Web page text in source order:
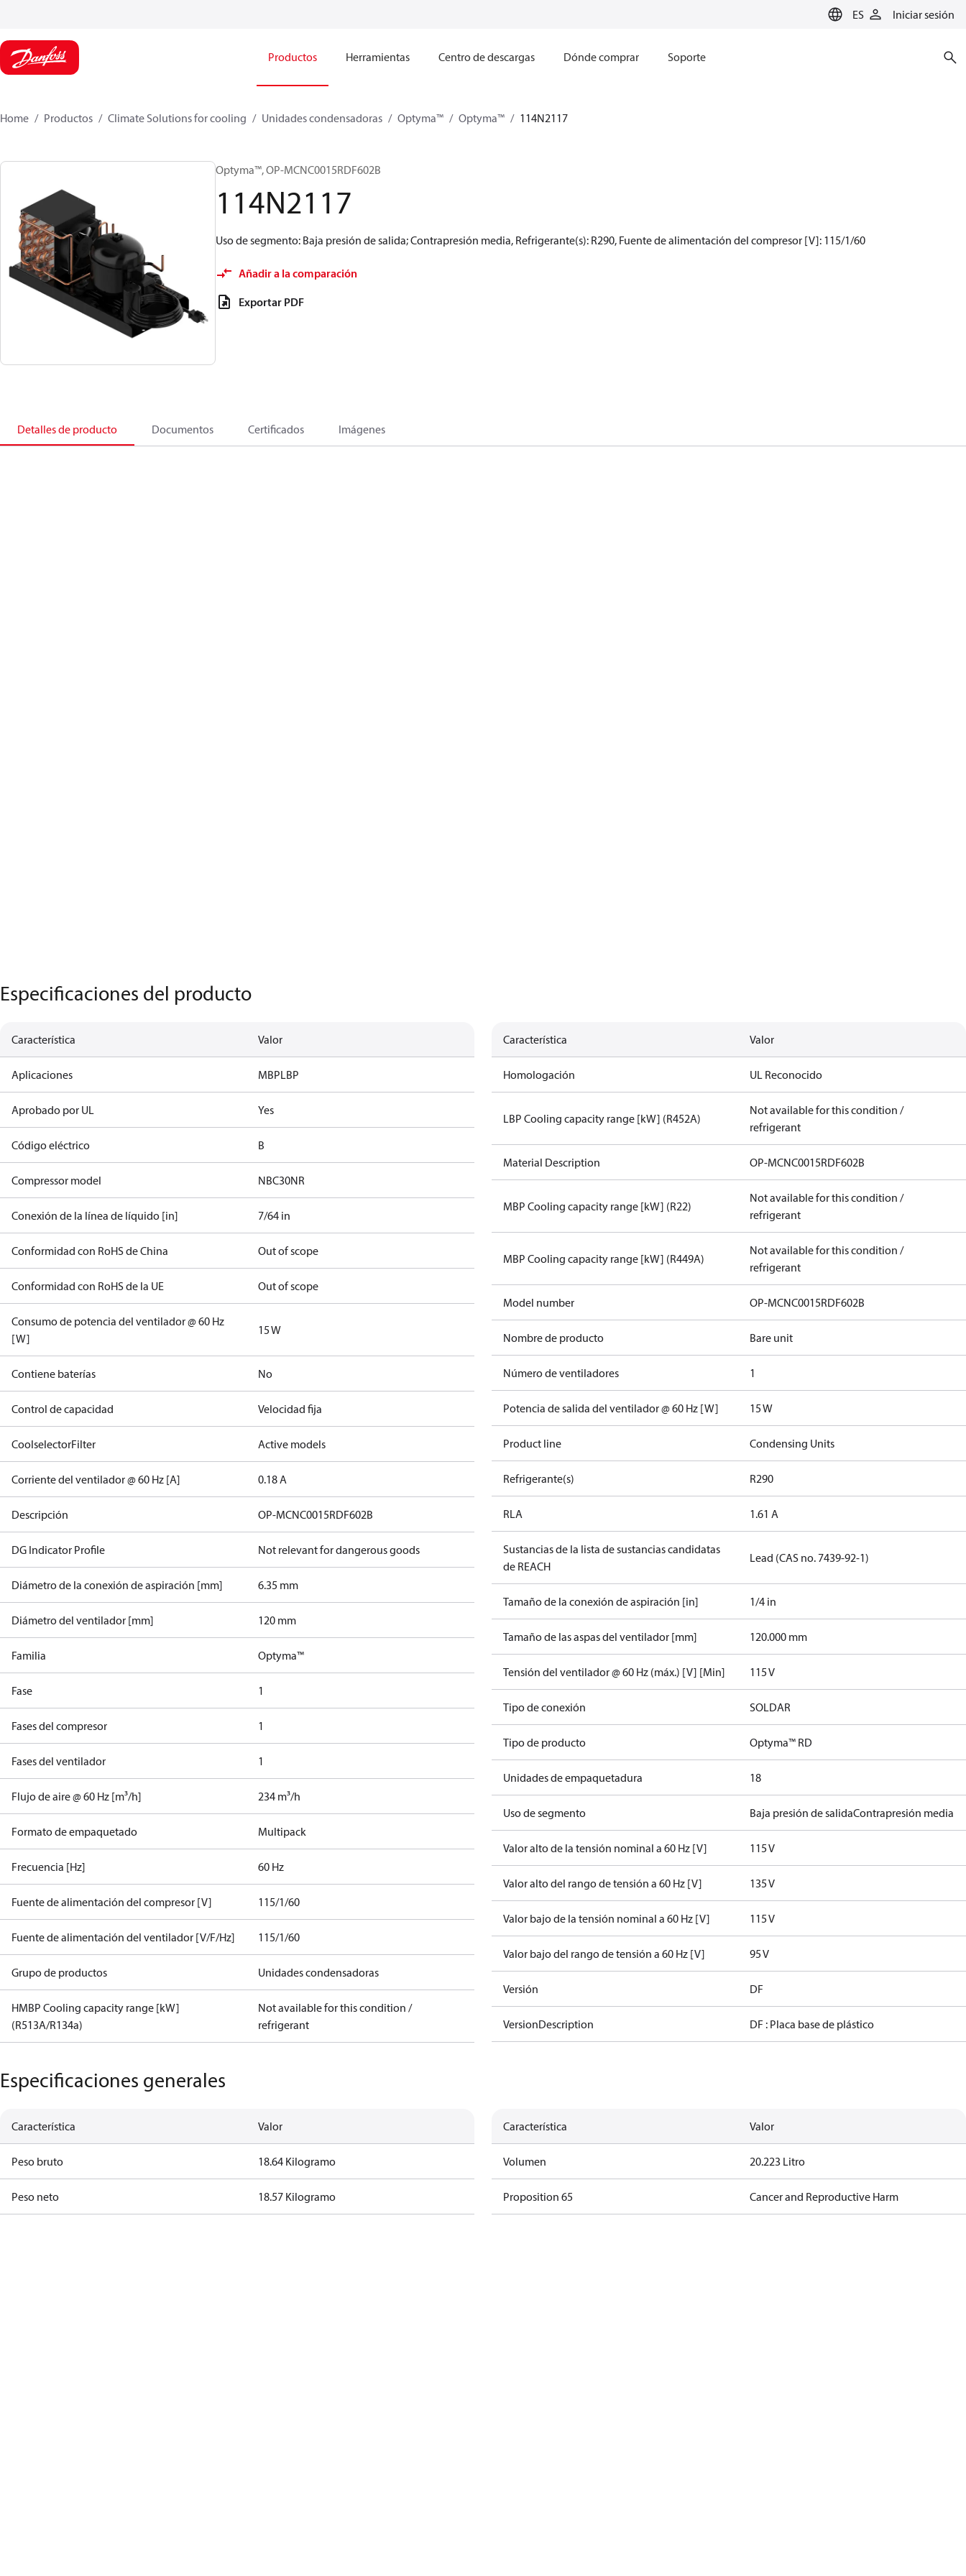
ES Iniciar sesión
Productos Herramientas Centro de descargas Dónde comprar Soporte
Home Productos Climate Solutions for cooling Unidades condensadoras Optyma™ Optyma™ 114N2117
Optyma™, OP-MCNC0015RDF602B
114N2117
Uso de segmento: Baja presión de salida; Contrapresión media, Refrigerante(s): R290, Fuente de alimentación del compresor [V]: 115/1/60
Añadir a la comparación
Exportar PDF
Detalles de producto Documentos Certificados Imágenes
Especificaciones del producto
Característica Valor
Aplicaciones MBPLBP
Aprobado por UL Yes
Código eléctrico B
Compressor model NBC30NR
Conexión de la línea de líquido [in] 7/64 in
Conformidad con RoHS de China Out of scope
Conformidad con RoHS de la UE Out of scope
Consumo de potencia del ventilador @ 60 Hz
[W]
15 W
Contiene baterías No
Control de capacidad Velocidad fija
CoolselectorFilter Active models
Corriente del ventilador @ 60 Hz [A] 0.18 A
Descripción OP-MCNC0015RDF602B
DG Indicator Profile Not relevant for dangerous goods
Diámetro de la conexión de aspiración [mm] 6.35 mm
Diámetro del ventilador [mm] 120 mm
Familia Optyma™
Fase 1
Fases del compresor 1
Fases del ventilador 1
Flujo de aire @ 60 Hz [m³/h] 234 m³/h
Formato de empaquetado Multipack
Frecuencia [Hz] 60 Hz
Fuente de alimentación del compresor [V] 115/1/60
Fuente de alimentación del ventilador [V/F/Hz] 115/1/60
Grupo de productos Unidades condensadoras
HMBP Cooling capacity range [kW]
(R513A/R134a)
Not available for this condition /
refrigerant
Característica Valor
Homologación UL Reconocido
LBP Cooling capacity range [kW] (R452A)
Not available for this condition /
refrigerant
Material Description OP-MCNC0015RDF602B
MBP Cooling capacity range [kW] (R22)
Not available for this condition /
refrigerant
MBP Cooling capacity range [kW] (R449A)
Not available for this condition /
refrigerant
Model number OP-MCNC0015RDF602B
Nombre de producto Bare unit
Número de ventiladores 1
Potencia de salida del ventilador @ 60 Hz [W] 15 W
Product line Condensing Units
Refrigerante(s) R290
RLA 1.61 A
Sustancias de la lista de sustancias candidatas
de REACH
Lead (CAS no. 7439-92-1)
Tamaño de la conexión de aspiración [in] 1/4 in
Tamaño de las aspas del ventilador [mm] 120.000 mm
Tensión del ventilador @ 60 Hz (máx.) [V] [Min] 115 V
Tipo de conexión SOLDAR
Tipo de producto Optyma™ RD
Unidades de empaquetadura 18
Uso de segmento Baja presión de salidaContrapresión media
Valor alto de la tensión nominal a 60 Hz [V] 115 V
Valor alto del rango de tensión a 60 Hz [V] 135 V
Valor bajo de la tensión nominal a 60 Hz [V] 115 V
Valor bajo del rango de tensión a 60 Hz [V] 95 V
Versión DF
VersionDescription DF : Placa base de plástico
Especificaciones generales
Característica Valor
Peso bruto 18.64 Kilogramo
Peso neto 18.57 Kilogramo
Característica Valor
Volumen 20.223 Litro
Proposition 65 Cancer and Reproductive Harm